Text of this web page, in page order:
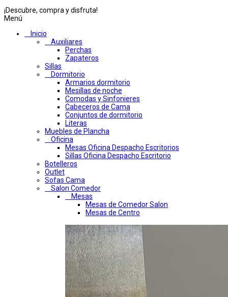
¡Descubre, compra y disfruta!
Menú
Inicio
Auxiliares
Perchas
Zapateros
Sillas
Dormitorio
Armarios dormitorio
Mesillas de noche
Comodas y Sinfonieres
Cabeceros de Cama
Conjuntos de dormitorio
Literas
Muebles de Plancha
Oficina
Mesas Oficina Despacho Escritorios
Sillas Oficina Despacho Escritorio
Botelleros
Outlet
Sofas Cama
Salon Comedor
Mesas
Mesas de Comedor Salon
Mesas de Centro